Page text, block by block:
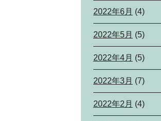
2022年6月 (4)
2022年5月 (5)
2022年4月 (5)
2022年3月 (7)
2022年2月 (4)